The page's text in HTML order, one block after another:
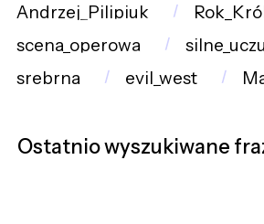
Andrzej_Pilipiuk
scena_operowa
srebrna
evil_west
Ostatnio wyszukiwane